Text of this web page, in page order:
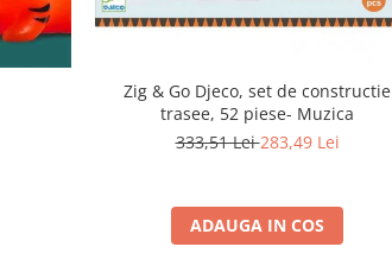
Zig & Go Djeco, set de constructie
trasee, 52 piese- Muzica
333,51 Lei283,49 Lei
ADAUGA IN COS